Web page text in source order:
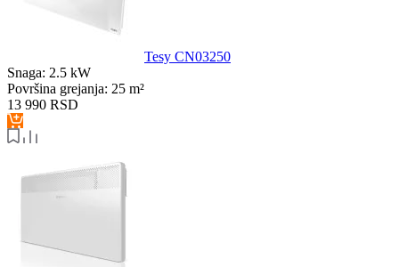
Tesy CN03250
Snaga: 2.5 kW
Površina grejanja: 25 m²
13 990 RSD